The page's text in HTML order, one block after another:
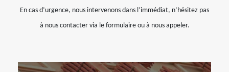
En cas d’urgence, nous intervenons dans l’immédiat, n’hésitez pas
à nous contacter via le formulaire ou à nous appeler.